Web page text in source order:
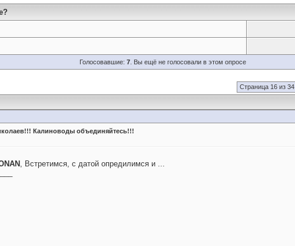
Голосовавшие: 7. Вы ещё не голосовали в этом опросе
Страница 16 из 34
Калиноводы объединяйтесь!!!
, Встретимся, с датой опредилимся и ...